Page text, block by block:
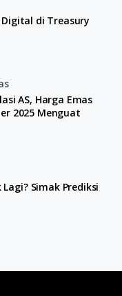
Digital di Treasury
AS, Harga Emas
2025 Menguat
Simak Prediksi